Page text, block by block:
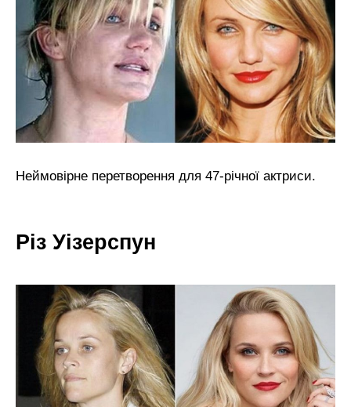
Неймовірне перетворення для 47-річної актриси.
Різ Уізерспун